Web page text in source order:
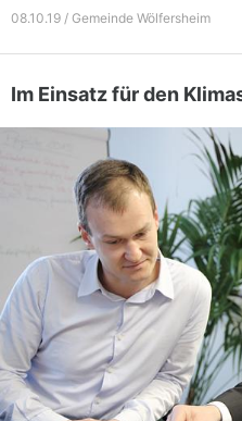
08.10.19 / Gemeinde Wölfersheim
Im Einsatz für den